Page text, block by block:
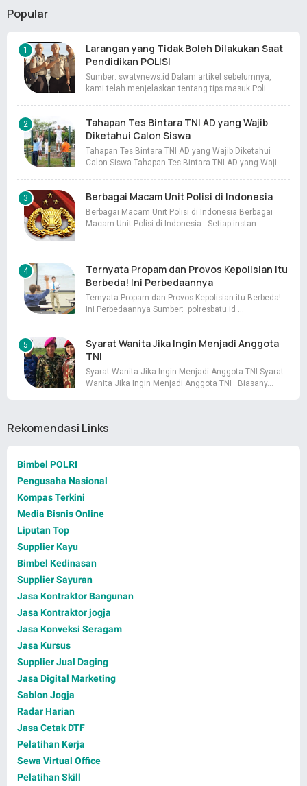
Popular
Larangan yang Tidak Boleh Dilakukan Saat
Pendidikan POLISI
Sumber: swatvnews.id Dalam artikel sebelumnya,
kami telah menjelaskan tentang tips masuk Poli…
Tahapan Tes Bintara TNI AD yang Wajib
Diketahui Calon Siswa
Tahapan Tes Bintara TNI AD yang Wajib Diketahui
Calon Siswa Tahapan Tes Bintara TNI AD yang Waji…
Berbagai Macam Unit Polisi di Indonesia
Berbagai Macam Unit Polisi di Indonesia Berbagai
Macam Unit Polisi di Indonesia - Setiap instan…
Ternyata Propam dan Provos Kepolisian itu
Berbeda! Ini Perbedaannya
Ternyata Propam dan Provos Kepolisian itu Berbeda!
Ini Perbedaannya Sumber: polresbatu.id …
Syarat Wanita Jika Ingin Menjadi Anggota
TNI
Syarat Wanita Jika Ingin Menjadi Anggota TNI Syarat
Wanita Jika Ingin Menjadi Anggota TNI Biasany…
Rekomendasi Links
Bimbel POLRI
Pengusaha Nasional
Kompas Terkini
Media Bisnis Online
Liputan Top
Supplier Kayu
Bimbel Kedinasan
Supplier Sayuran
Jasa Kontraktor Bangunan
Jasa Kontraktor jogja
Jasa Konveksi Seragam
Jasa Kursus
Supplier Jual Daging
Jasa Digital Marketing
Sablon Jogja
Radar Harian
Jasa Cetak DTF
Pelatihan Kerja
Sewa Virtual Office
Pelatihan Skill